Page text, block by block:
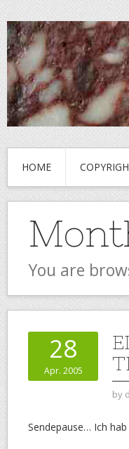
HOME
You are
28
Apr. 2005
by
Sendepause… Ich